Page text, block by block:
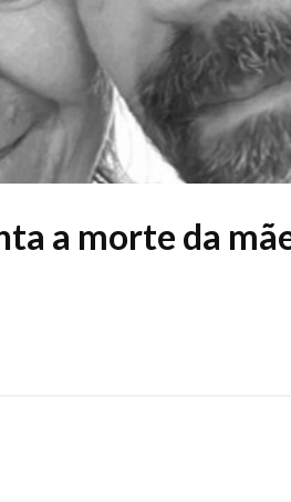
a morte da